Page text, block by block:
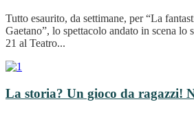
Tutto esaurito, da settimane, per “La
Gaetano”, lo spettacolo andato in scena lo
21 al Teatro...
La storia? Un gioco da ragazzi!